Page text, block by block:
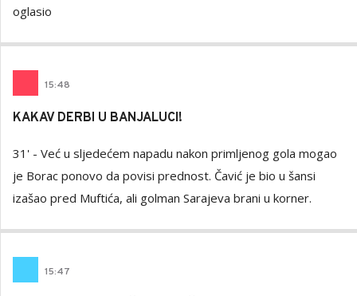
oglasio
15:48
KAKAV DERBI U BANJALUCI!
31' - Već u sljedećem napadu nakon primljenog gola mogao
je Borac ponovo da povisi prednost. Čavić je bio u šansi
izašao pred Muftića, ali golman Sarajeva brani u korner.
15:47